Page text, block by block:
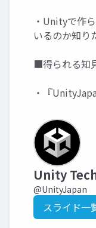
・Unityで作
いるのか知り
■得られる知
・『
Unity
@UnityJapan
スライド一